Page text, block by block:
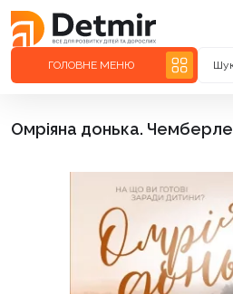
ГОЛОВНЕ МЕНЮ
Омріяна донька.